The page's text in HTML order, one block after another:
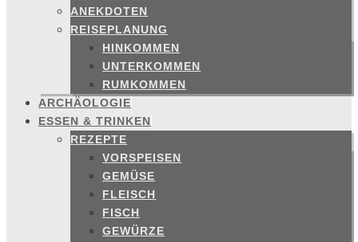
ANEKDOTEN
REISEPLANUNG
HINKOMMEN
UNTERKOMMEN
RUMKOMMEN
ARCHÄOLOGIE
ESSEN & TRINKEN
REZEPTE
VORSPEISEN
GEMÜSE
FLEISCH
FISCH
GEWÜRZE